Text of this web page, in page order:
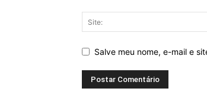
Salve meu nome, e-mail e